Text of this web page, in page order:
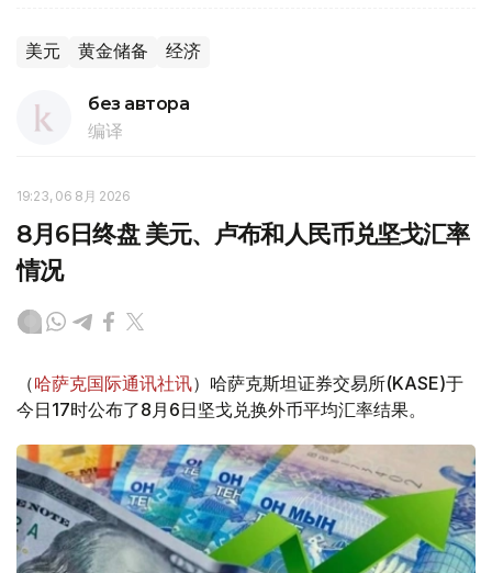
美元 黄金储备 经济
без автора
编译
19:23, 06 8月 2026
8月6日终盘 美元、卢布和人民币兑坚戈汇率
情况
（哈萨克国际通讯社讯）哈萨克斯坦证券交易所(KASE)于
今日17时公布了8月6日坚戈兑换外币平均汇率结果。